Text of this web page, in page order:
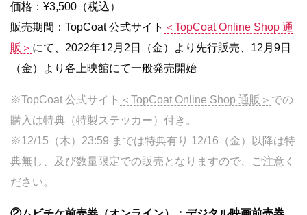
価格：¥3,500（税込）
販売期間：TopCoat 公式サイト ＜TopCoat Online Shop 通
販＞ にて、2022年12月2日（金）より先行販売、12月9日
（金）より各上映館にて一般発売開始
※TopCoat 公式サイト ＜TopCoat Online Shop 通販＞ での
購入は特典（特製ステッカー）付き。
※12/15（木）23:59 までは特典有り 12/16（金）以降は特
典無し、及び数量限定での販売となりますので、ご注意く
ださい。